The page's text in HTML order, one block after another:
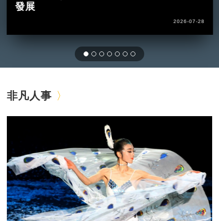
發展
2026-07-28
非凡人事